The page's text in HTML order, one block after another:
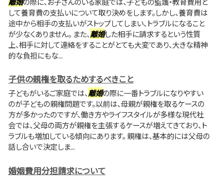
して養育費の支払いについて取り決めをします。しかし、養育費は
途中から相手の支払いがストップしてしまい、トラブルになること
が少なくありません。 また、離婚した相手に請求するという性質
上、相手に対して連絡をすることがとても大変であり、大きな精神
的な負担にもな...
子供の親権を取るためするべきこと
子どもがいるご家庭では、離婚の際に一番トラブルになりやすい
のが子どもの親権問題です。以前は、母親が親権を取るケースの
方が多かったのですが、働き方やライフスタイルが多様な現代社
会では、父母の両方が親権を主張するケースが増えてきており、ト
ラブルも増加している傾向にあります。 親権は、基本的には父母の
話し合いで決定しま...
婚姻費用分担請求について